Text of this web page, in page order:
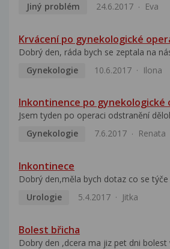
Jiný problém
24.6.2017 Eva
Krvácení po gynekologické
Dobrý den, ráda bych se zeptala na
Gynekologie
10.6.2017 Ilona
Inkontinence po gynekologické
Jsem tyden po operaci odstranění
Gynekologie
7.6.2017 Renata
Inkontinece
Dobrý den,měla bych dotaz co se
Urologie
5.4.2017 Jitka
Bolest břicha
Dobry den ,dcera ma jiz pet dni bolest